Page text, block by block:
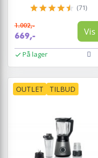
(71)
1.002,-
669,- Vis
På lager
OUTLET TILBUD